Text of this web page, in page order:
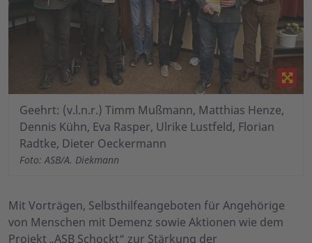
Geehrt: (v.l.n.r.) Timm Mußmann, Matthias Henze,
Dennis Kühn, Eva Rasper, Ulrike Lustfeld, Florian
Radtke, Dieter Oeckermann
Foto: ASB/A. Diekmann
Mit Vorträgen, Selbsthilfeangeboten für Angehörige
von Menschen mit Demenz sowie Aktionen wie dem
Projekt „ASB Schockt“ zur Stärkung der